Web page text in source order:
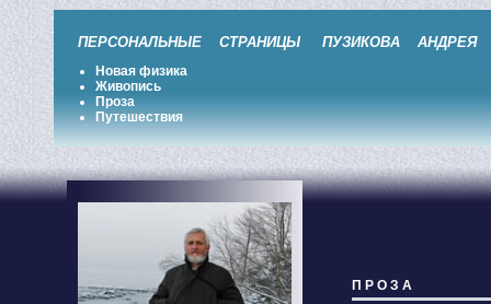
ПЕРСОНАЛЬНЫЕ СТРАНИЦЫ ПУЗИКОВА АНДРЕЯ
Новая физика
Живопись
Проза
Путешествия
П Р О З А